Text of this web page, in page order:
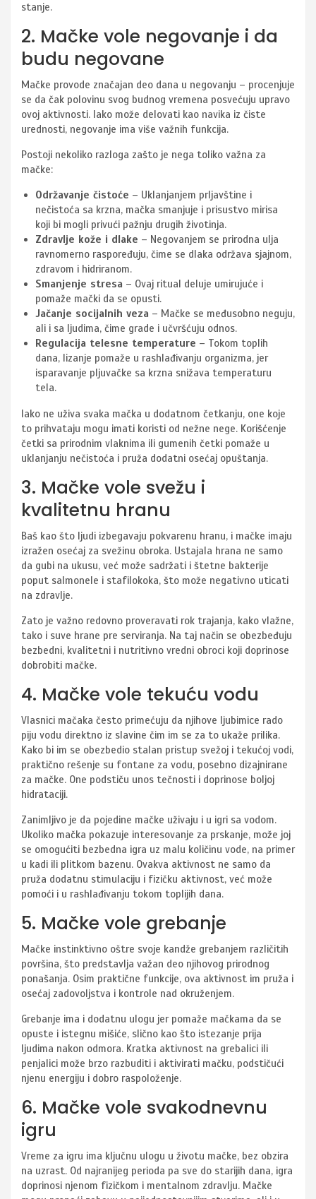
stanje.
2. Mačke vole negovanje i da
budu negovane
Mačke provode značajan deo dana u negovanju – procenjuje
se da čak polovinu svog budnog vremena posvećuju upravo
ovoj aktivnosti. Iako može delovati kao navika iz čiste
urednosti, negovanje ima više važnih funkcija.
Postoji nekoliko razloga zašto je nega toliko važna za
mačke:
Održavanje čistoće – Uklanjanjem prljavštine i
nečistoća sa krzna, mačka smanjuje i prisustvo mirisa
koji bi mogli privući pažnju drugih životinja.
Zdravlje kože i dlake – Negovanjem se prirodna ulja
ravnomerno raspoređuju, čime se dlaka održava sjajnom,
zdravom i hidriranom.
Smanjenje stresa – Ovaj ritual deluje umirujuće i
pomaže mački da se opusti.
Jačanje socijalnih veza – Mačke se međusobno neguju,
ali i sa ljudima, čime grade i učvršćuju odnos.
Regulacija telesne temperature – Tokom toplih
dana, lizanje pomaže u rashlađivanju organizma, jer
isparavanje pljuvačke sa krzna snižava temperaturu
tela.
Iako ne uživa svaka mačka u dodatnom četkanju, one koje
to prihvataju mogu imati koristi od nežne nege. Korišćenje
četki sa prirodnim vlaknima ili gumenih četki pomaže u
uklanjanju nečistoća i pruža dodatni osećaj opuštanja.
3. Mačke vole svežu i
kvalitetnu hranu
Baš kao što ljudi izbegavaju pokvarenu hranu, i mačke imaju
izražen osećaj za svežinu obroka. Ustajala hrana ne samo
da gubi na ukusu, već može sadržati i štetne bakterije
poput salmonele i stafilokoka, što može negativno uticati
na zdravlje.
Zato je važno redovno proveravati rok trajanja, kako vlažne,
tako i suve hrane pre serviranja. Na taj način se obezbeđuju
bezbedni, kvalitetni i nutritivno vredni obroci koji doprinose
dobrobiti mačke.
4. Mačke vole tekuću vodu
Vlasnici mačaka često primećuju da njihove ljubimice rado
piju vodu direktno iz slavine čim im se za to ukaže prilika.
Kako bi im se obezbedio stalan pristup svežoj i tekućoj vodi,
praktično rešenje su fontane za vodu, posebno dizajnirane
za mačke. One podstiču unos tečnosti i doprinose boljoj
hidrataciji.
Zanimljivo je da pojedine mačke uživaju i u igri sa vodom.
Ukoliko mačka pokazuje interesovanje za prskanje, može joj
se omogućiti bezbedna igra uz malu količinu vode, na primer
u kadi ili plitkom bazenu. Ovakva aktivnost ne samo da
pruža dodatnu stimulaciju i fizičku aktivnost, već može
pomoći i u rashlađivanju tokom toplijih dana.
5. Mačke vole grebanje
Mačke instinktivno oštre svoje kandže grebanjem različitih
površina, što predstavlja važan deo njihovog prirodnog
ponašanja. Osim praktične funkcije, ova aktivnost im pruža i
osećaj zadovoljstva i kontrole nad okruženjem.
Grebanje ima i dodatnu ulogu jer pomaže mačkama da se
opuste i istegnu mišiće, slično kao što istezanje prija
ljudima nakon odmora. Kratka aktivnost na grebalici ili
penjalici može brzo razbuditi i aktivirati mačku, podstičući
njenu energiju i dobro raspoloženje.
6. Mačke vole svakodnevnu
igru
Vreme za igru ima ključnu ulogu u životu mačke, bez obzira
na uzrast. Od najranijeg perioda pa sve do starijih dana, igra
doprinosi njenom fizičkom i mentalnom zdravlju. Mačke